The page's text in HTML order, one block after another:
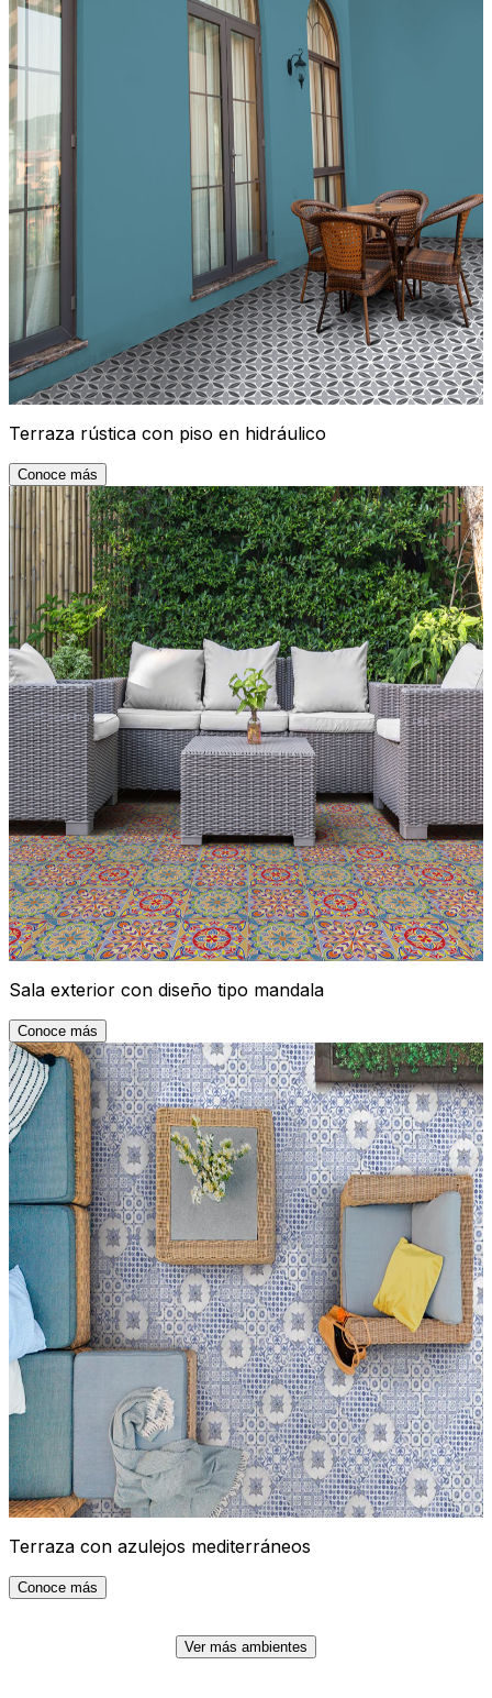
Terraza rústica con piso en hidráulico
Conoce más
Sala exterior con diseño tipo mandala
Conoce más
Terraza con azulejos mediterráneos
Conoce más
Ver más ambientes